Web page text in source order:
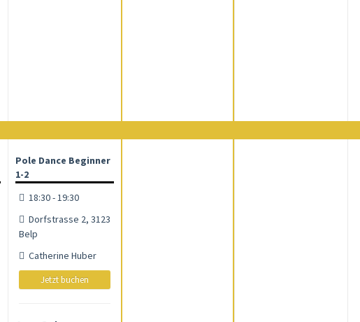
Pole Dance Beginner
1-2
18:30 - 19:30
Dorfstrasse 2, 3123
Belp
Catherine Huber
Jetzt buchen